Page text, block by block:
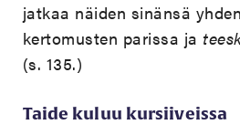
jatkaa näiden sinänsä
kertomusten parissa ja
(s. 135.)
Taide kuluu kursiiveissa